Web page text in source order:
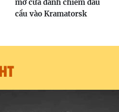
mở cửa đánh chiếm đầu
cầu vào Kramatorsk